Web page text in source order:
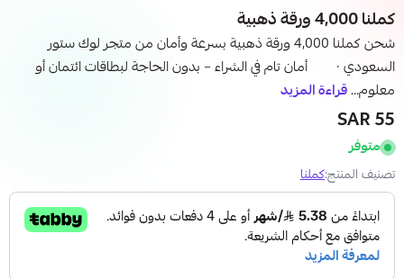
كملنا 4,000 ورقة ذهبية
شحن كملنا 4,000 ورقة ذهبية بسرعة وأمان من متجر لوك ستور
السعودي · أمان تام في الشراء – بدون الحاجة لبطاقات ائتمان أو
معلوم...قراءة المزيد
55 SAR
متوفر
تصنيف المنتج:كملنا